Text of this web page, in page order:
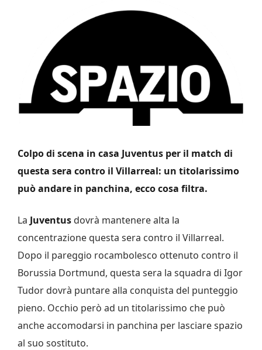
Colpo di scena in casa Juventus per il match di
questa sera contro il Villarreal: un titolarissimo
può andare in panchina, ecco cosa filtra.
La Juventus dovrà mantenere alta la
concentrazione questa sera contro il Villarreal.
Dopo il pareggio rocambolesco ottenuto contro il
Borussia Dortmund, questa sera la squadra di Igor
Tudor dovrà puntare alla conquista del punteggio
pieno. Occhio però ad un titolarissimo che può
anche accomodarsi in panchina per lasciare spazio
al suo sostituto.